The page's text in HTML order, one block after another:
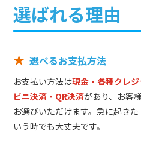
選ばれる理由
★ 選べるお支払方法
お支払い方法は現金・各種クレ
ビニ決済・QR決済があり、お客
お選びいただけます。急に起き
いう時でも大丈夫です。